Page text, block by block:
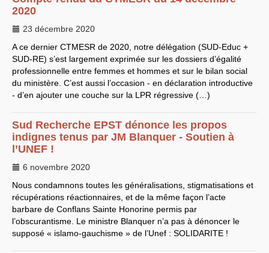
EXPRESSIONS SUD-RECH
Année 2026
Année 2024
Année 2023
Motions d’actualité du
congrès 2023 à Sète
Année 2022
Année 2021
Année 2018
Année 2017
Année 2016
Année 2015
Année 2013
Année 2012
année 2011
Année 2010
Année 2009
Année 2008
Année 2007
Année 2006
2020
23 décembre 2020
A ce dernier CTMESR de 2020, notre délégation (SUD-Educ +
SUD-RE) s’est largement exprimée sur les dossiers d’égalité
professionnelle entre femmes et hommes et sur le bilan social
du ministère. C’est aussi l’occasion - en déclaration introductive
- d’en ajouter une couche sur la LPR régressive (…)
Sud Recherche EPST dénonce les propos
indignes tenus par JM Blanquer - Soutien à
l’UNEF !
6 novembre 2020
Nous condamnons toutes les généralisations, stigmatisations et
récupérations réactionnaires, et de la même façon l’acte
barbare de Conflans Sainte Honorine permis par
l’obscurantisme. Le ministre Blanquer n’a pas à dénoncer le
supposé « islamo-gauchisme » de l’Unef : SOLIDARITE !